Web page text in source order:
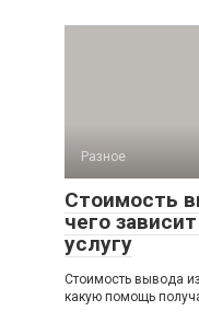
Разное
Стоимость
чего
услугу
Стоимость вывода
какую помощь